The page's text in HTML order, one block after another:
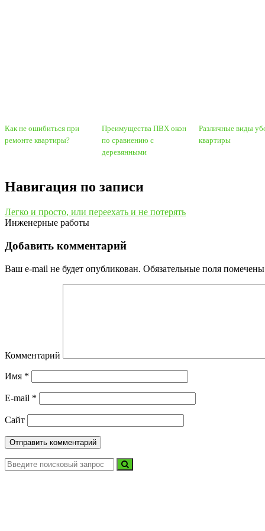
Как не ошибиться при
ремонте квартиры?
Преимущества ПВХ окон
по сравнению с
деревянными
Различные виды
квартиры
Навигация по записи
Легко и просто, или переехать и не потерять
Инженерные работы
Добавить комментарий
Ваш e-mail не будет опубликован. Обязательные поля
Комментарий
Имя *
E-mail *
Сайт